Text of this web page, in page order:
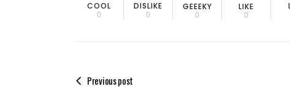
COOL
0
DISLIKE
0
GEEEKY
0
LIKE
0
Previous post